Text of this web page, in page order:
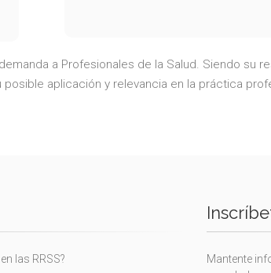
a Profesionales de la Salud. Siendo su
aplicación y relevancia en la práctica
las RRSS?
Mantente